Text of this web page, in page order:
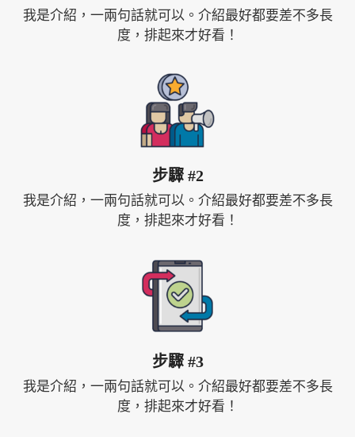
我是介紹，一兩句話就可以。介紹最好都要差不多長
度，排起來才好看！
步驟 #2
我是介紹，一兩句話就可以。介紹最好都要差不多長
度，排起來才好看！
步驟 #3
我是介紹，一兩句話就可以。介紹最好都要差不多長
度，排起來才好看！